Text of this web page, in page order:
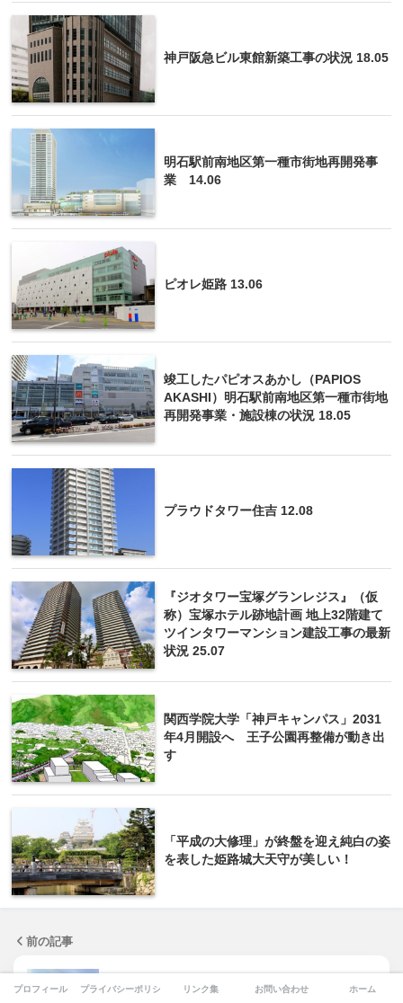
神戸阪急ビル東館新築工事の状況 18.05
明石駅前南地区第一種市街地再開発事
業 14.06
ピオレ姫路 13.06
竣工したパピオスあかし（PAPIOS
AKASHI）明石駅前南地区第一種市街地
再開発事業・施設棟の状況 18.05
プラウドタワー住吉 12.08
『ジオタワー宝塚グランレジス』（仮
称）宝塚ホテル跡地計画 地上32階建て
ツインタワーマンション建設工事の最新
状況 25.07
関西学院大学「神戸キャンパス」2031
年4月開設へ 王子公園再整備が動き出
す
「平成の大修理」が終盤を迎え純白の姿
を表した姫路城大天守が美しい！
前の記事
御堂筋の規制緩和後の新基準を適用した伏見町三
プロフィール プライバシーポリシー リンク集 お問い合わせ ホーム